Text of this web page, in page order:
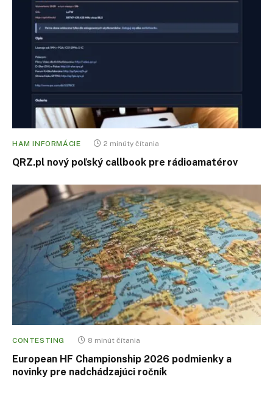
HAM INFORMÁCIE 2 minúty čítania
QRZ.pl nový poľský callbook pre rádioamatérov
CONTESTING 8 minút čítania
European HF Championship 2026 podmienky a
novinky pre nadchádzajúci ročník